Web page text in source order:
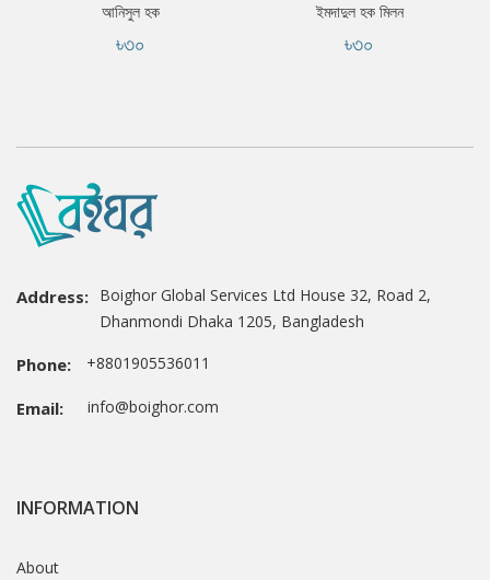
আনিসুল হক
৳৩০
ইমদাদুল হক মিলন
৳৩০
Address: Boighor Global Services Ltd House 32, Road 2,
Dhanmondi Dhaka 1205, Bangladesh
Phone: +8801905536011
Email: info@boighor.com
INFORMATION
About